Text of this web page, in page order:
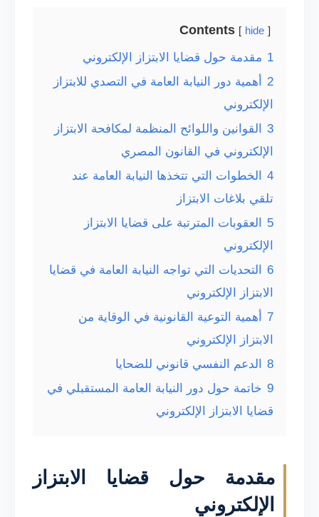
Contents hide
1 مقدمة حول قضايا الابتزاز الإلكتروني
2
أهمية دور النيابة العامة في التصدي للابتزاز
الإلكتروني
3
القوانين واللوائح المنظمة لمكافحة الابتزاز
الإلكتروني في القانون المصري
4
الخطوات التي تتخذها النيابة العامة عند
تلقي بلاغات الابتزاز
5
العقوبات المترتبة على قضايا الابتزاز
الإلكتروني
6
التحديات التي تواجه النيابة العامة في قضايا
الابتزاز الإلكتروني
7
أهمية التوعية القانونية في الوقاية من
الابتزاز الإلكتروني
8
الدعم النفسي قانوني للضحايا
9 خاتمة حول دور النيابة العامة المستقبلي في
قضايا الابتزاز الإلكتروني
مقدمة حول قضايا الابتزاز
الإلكتروني